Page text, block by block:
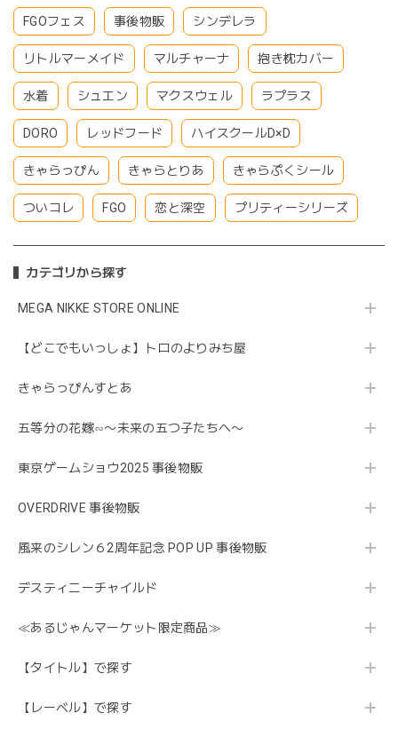
FGOフェス 事後物販 シンデレラ
リトルマーメイド マルチャーナ 抱き枕カバー
水着 シュエン マクスウェル ラプラス
DORO レッドフード ハイスクールD×D
きゃらっぴん きゃらとりあ きゃらぷくシール
ついコレ FGO 恋と深空 プリティーシリーズ
カテゴリから探す
MEGA NIKKE STORE ONLINE
【どこでもいっしょ】トロのよりみち屋
きゃらっぴんすとあ
五等分の花嫁∽〜未来の五つ子たちへ〜
東京ゲームショウ2025 事後物販
OVERDRIVE 事後物販
風来のシレン６2周年記念 POP UP 事後物販
デスティニーチャイルド
≪あるじゃんマーケット限定商品≫
【タイトル】で探す
【レーベル】で探す